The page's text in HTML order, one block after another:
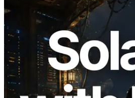
2026.08.05
ERPC ขยาย Solana